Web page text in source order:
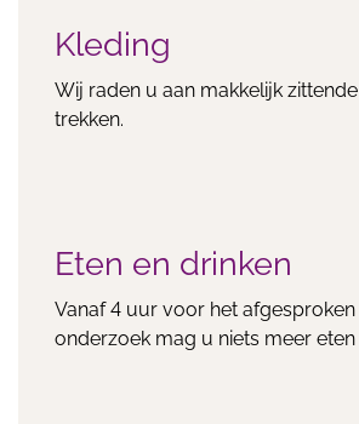
Kleding
Wij raden u aan makkelijk
trekken.
Eten en drinken
Vanaf 4 uur voor het
onderzoek mag u niets meer eten